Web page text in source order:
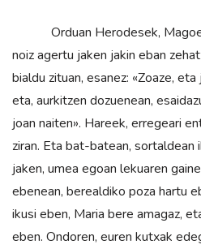
Orduan Herodesek, Magoei
noiz agertu jaken jakin eban
bialdu zituan, esanez: «Zoaze,
eta, aurkitzen dozuenean,
joan naiten». Hareek, erregeari
ziran. Eta bat-batean, sortaldean
jaken, umea egoan lekuaren
ebenean, berealdiko poza hartu
ikusi eben, Maria bere amagaz,
eben. Ondoren, euren kutxak